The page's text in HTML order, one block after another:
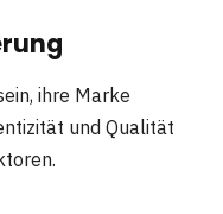
ihre Marke
und Qualität